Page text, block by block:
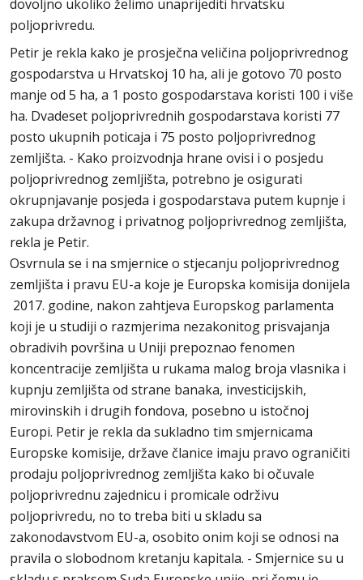
dovoljno ukoliko želimo unaprijediti hrvatsku
poljoprivredu.
Petir je rekla kako je prosječna veličina poljoprivrednog
gospodarstva u Hrvatskoj 10 ha, ali je gotovo 70 posto
manje od 5 ha, a 1 posto gospodarstava koristi 100 i više
ha. Dvadeset poljoprivrednih gospodarstava koristi 77
posto ukupnih poticaja i 75 posto poljoprivrednog
zemljišta. - Kako proizvodnja hrane ovisi i o posjedu
poljoprivrednog zemljišta, potrebno je osigurati
okrupnjavanje posjeda i gospodarstava putem kupnje i
zakupa državnog i privatnog poljoprivrednog zemljišta,
rekla je Petir.
Osvrnula se i na smjernice o stjecanju poljoprivrednog
zemljišta i pravu EU-a koje je Europska komisija donijela
2017. godine, nakon zahtjeva Europskog parlamenta
koji je u studiji o razmjerima nezakonitog prisvajanja
obradivih površina u Uniji prepoznao fenomen
koncentracije zemljišta u rukama malog broja vlasnika i
kupnju zemljišta od strane banaka, investicijskih,
mirovinskih i drugih fondova, posebno u istočnoj
Europi. Petir je rekla da sukladno tim smjernicama
Europske komisije, države članice imaju pravo ograničiti
prodaju poljoprivrednog zemljišta kako bi očuvale
poljoprivrednu zajednicu i promicale održivu
poljoprivredu, no to treba biti u skladu sa
zakonodavstvom EU-a, osobito onim koji se odnosi na
pravila o slobodnom kretanju kapitala. - Smjernice su u